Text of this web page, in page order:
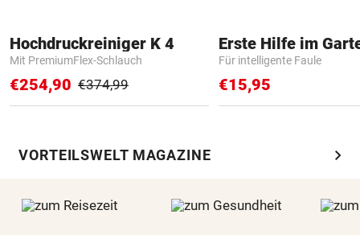
Hochdruckreiniger K 4
Mit PremiumFlex-Schlauch
€254,90 €374,99
Erste Hilfe im
Für intelligente Faule
€15,95
VORTEILSWELT MAGAZINE chevron_right